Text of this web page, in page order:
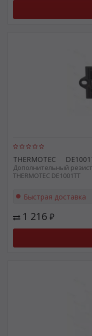
THERMOTEC
Дополнительный
THERMOTEC DE1001TT
Быстрая доставка
1 216 ₽